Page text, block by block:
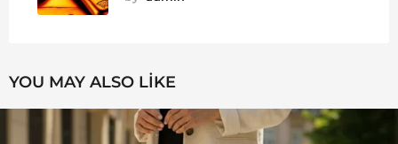
YOU MAY ALSO LIKE